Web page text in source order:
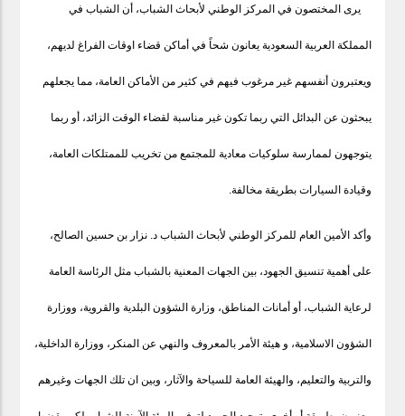
يرى المختصون في المركز الوطني لأبحاث الشباب، أن الشباب في
المملكة العربية السعودية يعانون شحاً في أماكن قضاء اوقات الفراغ لديهم،
ويعتبرون أنفسهم غير مرغوب فيهم في كثير من الأماكن العامة، مما يجعلهم
يبحثون عن البدائل التي ربما تكون غير مناسبة لقضاء الوقت الزائد، أو ربما
يتوجهون لممارسة سلوكيات معادية للمجتمع من تخريب للممتلكات العامة،
وقيادة السيارات بطريقة مخالفة.
وأكد الأمين العام للمركز الوطني لأبحاث الشباب د. نزار بن حسين الصالح،
على أهمية تنسيق الجهود، بين الجهات المعنية بالشباب مثل الرئاسة العامة
لرعاية الشباب، أو أمانات المناطق، وزارة الشؤون البلدية والقروية، ووزارة
الشؤون الاسلامية، و هيئة الأمر بالمعروف والنهي عن المنكر، ووزارة الداخلية،
والتربية والتعليم، والهيئة العامة للسياحة والآثار، وبين ان تلك الجهات وغيرهم